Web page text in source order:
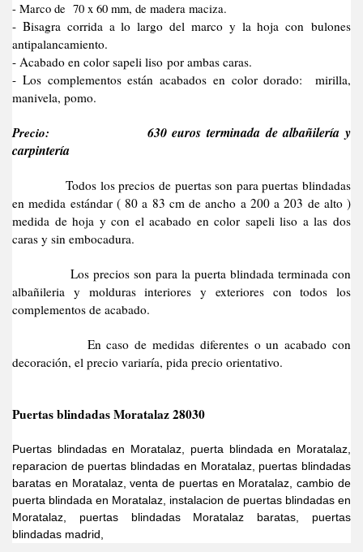
- Marco de 70 x 60 mm, de madera maciza.
- Bisagra corrida a lo largo del marco y la hoja con bulones
antipalancamiento.
- Acabado en color sapeli liso por ambas caras.
- Los complementos están acabados en color dorado: mirilla,
manivela, pomo.
Precio:
630 euros terminada de albañilería y
carpintería
Todos los precios de puertas son para puertas blindadas
en medida estándar ( 80 a 83 cm de ancho a 200 a 203 de alto )
medida de hoja y con el acabado en color sapeli liso a las dos
caras y sin embocadura.
Los precios son para la puerta blindada terminada con
albañileria y molduras interiores y exteriores con todos los
complementos de acabado.
En caso de medidas diferentes o un acabado con
decoración, el precio variaría, pida precio orientativo.
Puertas blindadas Moratalaz 28030
Puertas blindadas en Moratalaz, puerta blindada en Moratalaz,
reparacion de puertas blindadas en Moratalaz, puertas blindadas
baratas en Moratalaz, venta de puertas en Moratalaz, cambio de
puerta blindada en Moratalaz, instalacion de puertas blindadas en
Moratalaz, puertas blindadas Moratalaz baratas, puertas
blindadas madrid,